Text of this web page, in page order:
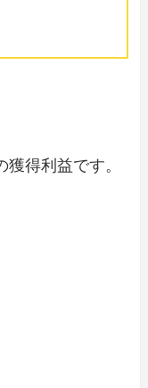
得利益です。